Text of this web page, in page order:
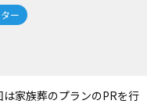
ー
家族葬のプランのPRを行